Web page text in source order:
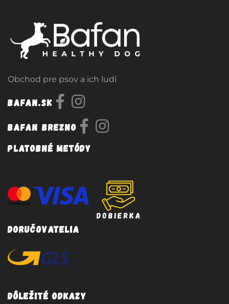
Obchod pre psov a ich ludí
Bafan.sk
Bafan Brezno
Platobné metódy
Doručovatelia
Dôležité odkazy